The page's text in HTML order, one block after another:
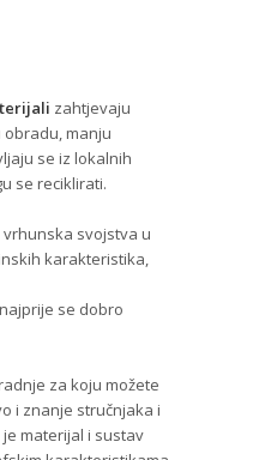
zahtjevaju
manju
se iz lokalnih
se reciklirati.
svojstva u
karakteristika,
se dobro
za koju možete
i znanje stručnjaka i
materijal i sustav